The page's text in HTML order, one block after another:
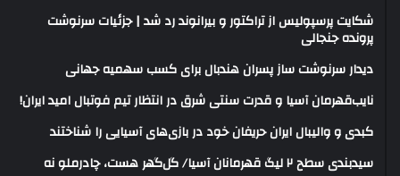
شکایت پرسپولیس از تراکتور و بیرانوند رد شد | جزئیات سرنوشت
پرونده جنجالی
دیدار سرنوشت ساز پسران هندبال برای کسب سهمیه جهانی
نایب‌قهرمان آسیا و قدرت سنتی شرق در انتظار تیم فوتبال امید ایران!
کبدی و والیبال ایران حریفان خود در بازی‌های آسیایی را شناختند
سیدبندی سطح ۲ لیگ قهرمانان آسیا/ گل‌گهر هست، چادرملو نه